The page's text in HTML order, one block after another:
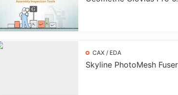
CAX / EDA
Skyline PhotoMesh